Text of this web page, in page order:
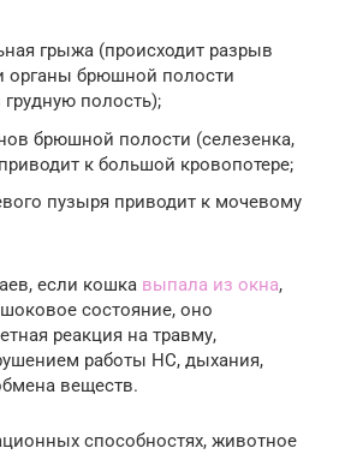
грыжа (происходит разрыв
органы брюшной полости
полость);
брюшной полости (селезенка,
к большой кровопотере;
пузыря приводит к мочевому
если кошка выпала из окна,
состояние, оно
реакция на травму,
работы НС, дыхания,
веществ.
способностях, животное